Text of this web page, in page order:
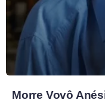
Morre Vovô